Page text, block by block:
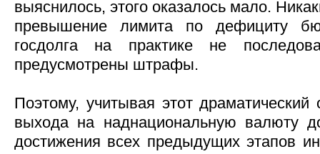
выяснилось, этого оказалось мало.
превышение лимита по дефициту
госдолга на практике не
предусмотрены штрафы.
Поэтому, учитывая этот
выхода на наднациональную валюту
достижения всех предыдущих этапов